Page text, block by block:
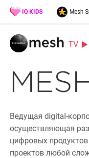
IQ KIDS Mesh
TV
Ведущая digital-
осуществляющая
цифровых
проектов любой